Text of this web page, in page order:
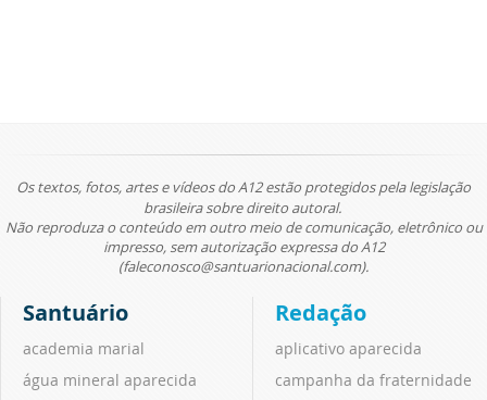
Os textos, fotos, artes e vídeos do A12 estão protegidos pela legislação
brasileira sobre direito autoral.
Não reproduza o conteúdo em outro meio de comunicação, eletrônico ou
impresso, sem autorização expressa do A12
(faleconosco@santuarionacional.com).
Santuário
academia marial
água mineral aparecida
Redação
aplicativo aparecida
campanha da fraternidade